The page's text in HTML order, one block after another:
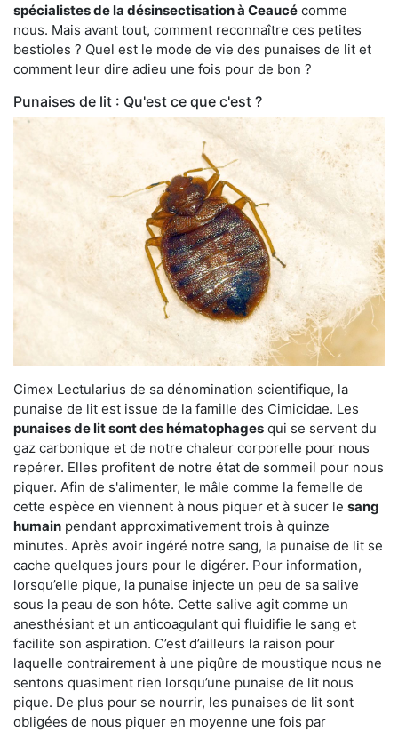
spécialistes de la désinsectisation à Ceaucé comme
nous. Mais avant tout, comment reconnaître ces petites
bestioles ? Quel est le mode de vie des punaises de lit et
comment leur dire adieu une fois pour de bon ?
Punaises de lit : Qu'est ce que c'est ?
Cimex Lectularius de sa dénomination scientifique, la
punaise de lit est issue de la famille des Cimicidae. Les
punaises de lit sont des hématophages qui se servent du
gaz carbonique et de notre chaleur corporelle pour nous
repérer. Elles profitent de notre état de sommeil pour nous
piquer. Afin de s'alimenter, le mâle comme la femelle de
cette espèce en viennent à nous piquer et à sucer le sang
humain pendant approximativement trois à quinze
minutes. Après avoir ingéré notre sang, la punaise de lit se
cache quelques jours pour le digérer. Pour information,
lorsqu’elle pique, la punaise injecte un peu de sa salive
sous la peau de son hôte. Cette salive agit comme un
anesthésiant et un anticoagulant qui fluidifie le sang et
facilite son aspiration. C’est d’ailleurs la raison pour
laquelle contrairement à une piqûre de moustique nous ne
sentons quasiment rien lorsqu’une punaise de lit nous
pique. De plus pour se nourrir, les punaises de lit sont
obligées de nous piquer en moyenne une fois par